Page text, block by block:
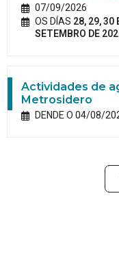
07/09/2026
OS DÍAS 28, 29, 30
SETEMBRO DE
Actividades de
Metrosidero
DENDE O 04/08/